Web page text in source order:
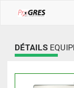
DÉTAILS